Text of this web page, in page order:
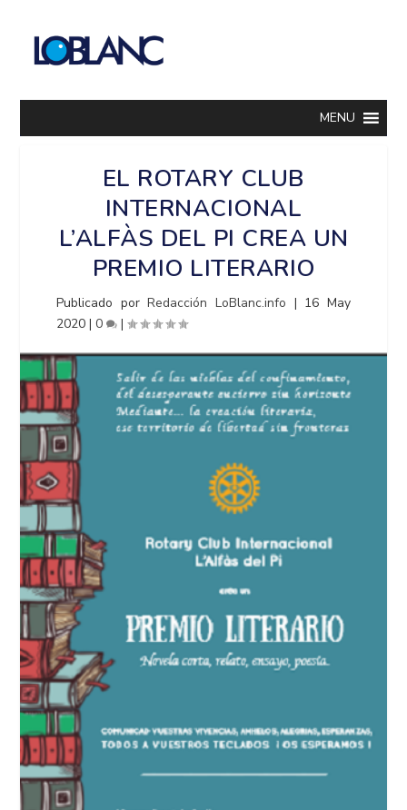
MENU
EL ROTARY CLUB
INTERNACIONAL
L’ALFÀS DEL PI CREA UN
PREMIO LITERARIO
Publicado porRedacción LoBlanc.info | 16 May
2020 |0 |